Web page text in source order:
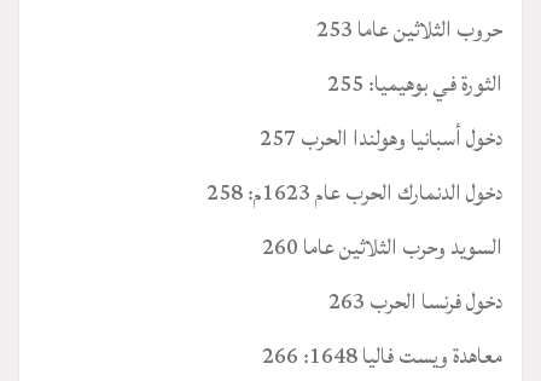
حروب الثلاثين عاما 253
الثورة في بوهيميا: 255
دخول أسبانيا وهولندا الحرب 257
دخول الدنمارك الحرب عام 1623م: 258
السويد وحرب الثلاثين عاما 260
دخول فرنسا الحرب 263
معاهدة ويست فاليا 1648: 266